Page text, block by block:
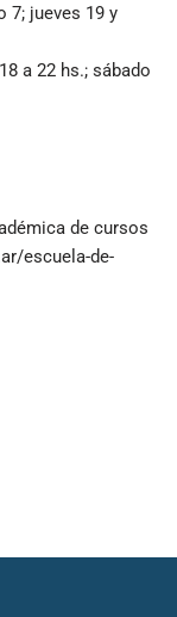
7; jueves 19 y
a 22 hs.; sábado
de cursos
escuela-de-